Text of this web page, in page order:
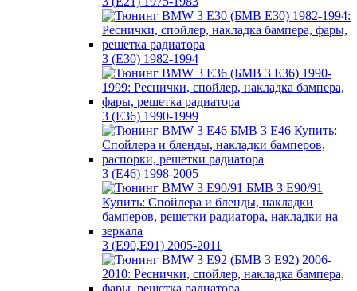
3 (E30) 1982-1994
3 (E36) 1990-1999
3 (E46) 1998-2005
3 (E90,E91) 2005-2011